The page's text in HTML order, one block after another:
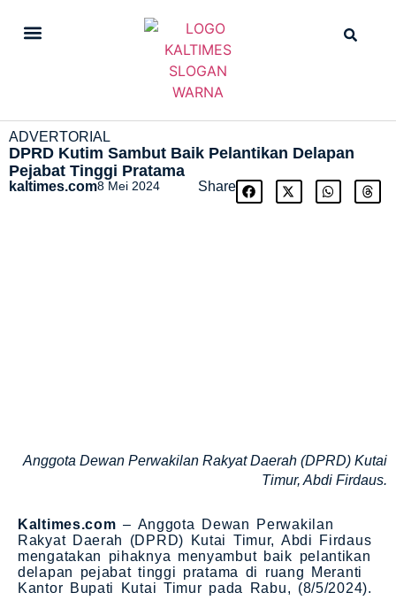
ADVERTORIAL
DPRD Kutim Sambut Baik Pelantikan Delapan
Pejabat Tinggi Pratama
kaltimes.com8 Mei 2024 Share
Anggota Dewan Perwakilan Rakyat Daerah (DPRD) Kutai
Timur, Abdi Firdaus.
Kaltimes.com – Anggota Dewan Perwakilan
Rakyat Daerah (DPRD) Kutai Timur, Abdi Firdaus
mengatakan pihaknya menyambut baik pelantikan
delapan pejabat tinggi pratama di ruang Meranti
Kantor Bupati Kutai Timur pada Rabu, (8/5/2024).